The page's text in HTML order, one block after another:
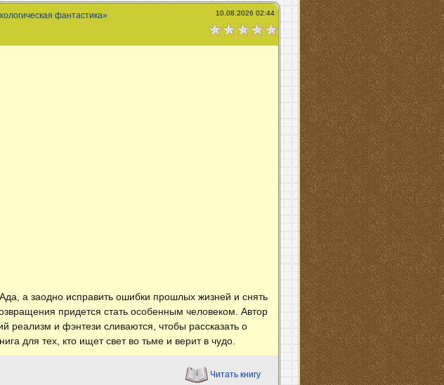
фантастика» 10.08.2026 02:44
а заодно исправить ошибки прошлых жизней и снять
придется стать особенным человеком. Автор
реализм и фэнтези сливаются, чтобы рассказать о
для тех, кто ищет свет во тьме и верит в чудо.
Читать книгу